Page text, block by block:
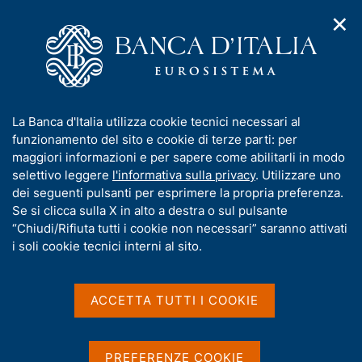
n
u
d
i
n
a
v
i
g
a
o
m
g
e
e
l
s
t
Media
Toscana"
Presentazione del rapporto
annuale sul 2025
"L'economia della Toscana"
8 GIUGNO 2026
Condividi
✕
I
n
f
o
r
m
a
t
La Banca d'Italia utilizza cookie tecnici necessari al
funzionamento del sito e cookie di terze parti: per
maggiori informazioni e per sapere come abilitarli in modo
selettivo leggere l'informativa sulla privacy. Utilizzare uno
dei seguenti pulsanti per esprimere la propria preferenza.
Se si clicca sulla X in alto a destra o sul pulsante
“Chiudi/Rifiuta tutti i cookie non necessari” saranno attivati
i soli cookie tecnici interni al sito.
ACCETTA TUTTI I COOKIE
PREFERENZE COOKIE